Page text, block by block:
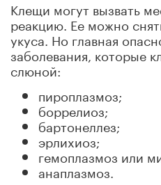
Клещи могут вызвать
реакцию. Ее можно
укуса. Но главная
заболевания, которые
слюной:
пироплазмоз;
боррелиоз;
бартонеллез;
эрлихиоз;
гемоплазмоз или
анаплазмоз.